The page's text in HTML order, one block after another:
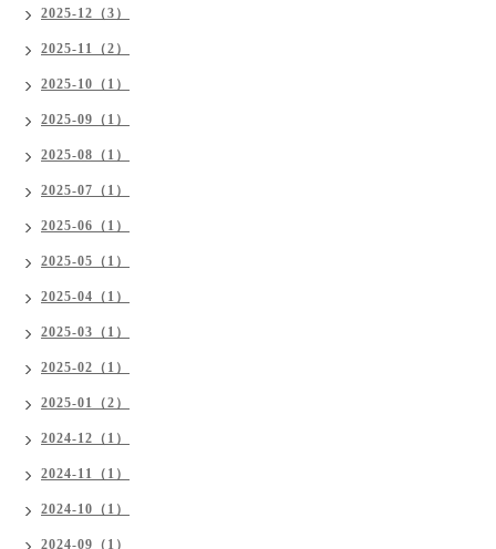
2025-12（3）
2025-11（2）
2025-10（1）
2025-09（1）
2025-08（1）
2025-07（1）
2025-06（1）
2025-05（1）
2025-04（1）
2025-03（1）
2025-02（1）
2025-01（2）
2024-12（1）
2024-11（1）
2024-10（1）
2024-09（1）